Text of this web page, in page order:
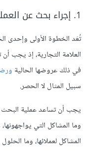
1. إجراء بحث عن العملاء والسوق المستهدفة
تُعَد الخطوة الأولى وإحدى
العلامة التجارية، إذ يجب
في ذلك عروضها الحالية
سبيل المثال لا الحصر.
يجب أن تساعد عملية
وما المشاكل التي
المشاكل لعملائها، وما